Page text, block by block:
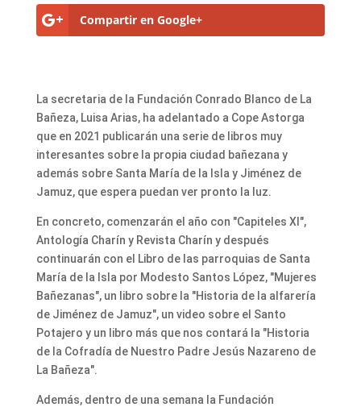
Compartir en Google+
La secretaria de la Fundación Conrado Blanco de La
Bañeza, Luisa Arias, ha adelantado a Cope Astorga
que en 2021 publicarán una serie de libros muy
interesantes sobre la propia ciudad bañezana y
además sobre Santa María de la Isla y Jiménez de
Jamuz, que espera puedan ver pronto la luz.
En concreto, comenzarán el año con "Capiteles XI",
Antología Charín y Revista Charín y después
continuarán con el Libro de las parroquias de Santa
María de la Isla por Modesto Santos López, "Mujeres
Bañezanas", un libro sobre la "Historia de la alfarería
de Jiménez de Jamuz", un video sobre el Santo
Potajero y un libro más que nos contará la "Historia
de la Cofradía de Nuestro Padre Jesús Nazareno de
La Bañeza".
Además, dentro de una semana la Fundación